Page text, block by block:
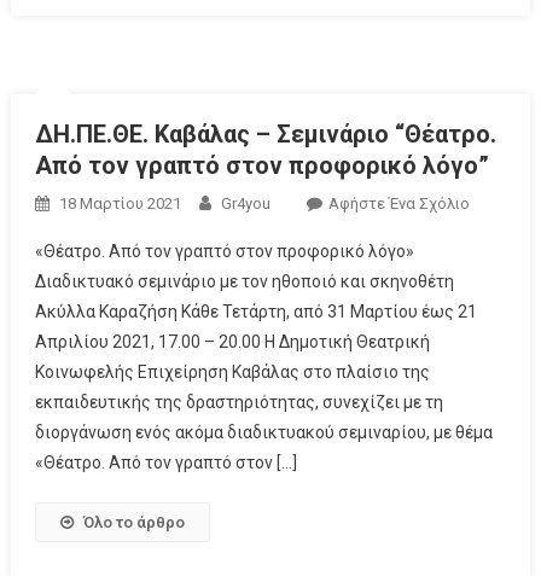
ΔΗ.ΠΕ.ΘΕ. Καβάλας – Σεμινάριο “Θέατρο.
Από τον γραπτό στον προφορικό λόγο”
18 Μαρτίου 2021 Gr4you Αφήστε Ένα Σχόλιο
«Θέατρο. Από τον γραπτό στον προφορικό λόγο»
Διαδικτυακό σεμινάριο με τον ηθοποιό και σκηνοθέτη
Ακύλλα Καραζήση Κάθε Τετάρτη, από 31 Μαρτίου έως 21
Απριλίου 2021, 17.00 – 20.00 Η Δημοτική Θεατρική
Κοινωφελής Επιχείρηση Καβάλας στο πλαίσιο της
εκπαιδευτικής της δραστηριότητας, συνεχίζει με τη
διοργάνωση ενός ακόμα διαδικτυακού σεμιναρίου, με θέμα
«Θέατρο. Από τον γραπτό στον […]
Όλο το άρθρο